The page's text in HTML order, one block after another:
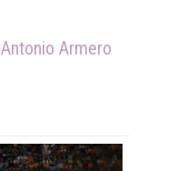
Antonio Armero